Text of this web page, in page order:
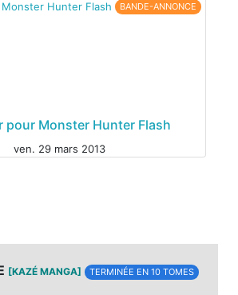
BANDE-ANNONCE
pour Monster Hunter Flash
ven. 29 mars 2013
[KAZÉ MANGA] TERMINÉE EN 10 TOMES